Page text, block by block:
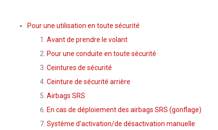
Pour une utilisation en toute sécurité
Avant de prendre le volant
Pour une conduite en toute sécurité
Ceintures de sécurité
Ceinture de sécurité arrière
Airbags SRS
En cas de déploiement des airbags SRS (gonflage)
Système d'activation/de désactivation manuelle